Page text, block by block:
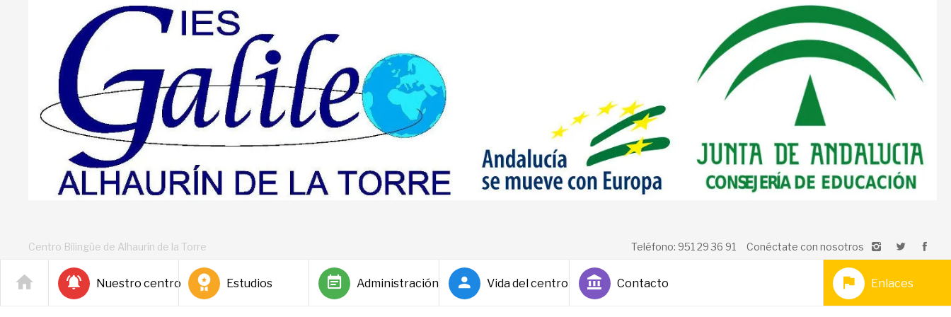
Conéctate con nosotros
Teléfono: 951 29 36 91
Centro Bilingüe de Alhaurín de la Torre
Nuestro centro Estudios Administración Vida del centro Contacto Enlaces